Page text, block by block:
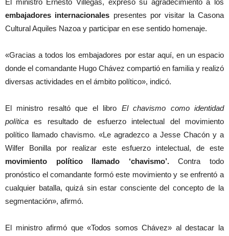
El ministro Ernesto Villegas, expresó su agradecimiento a los
embajadores internacionales presentes por visitar la Casona
Cultural Aquiles Nazoa y participar en ese sentido homenaje.
«Gracias a todos los embajadores por estar aquí, en un espacio
donde el comandante Hugo Chávez compartió en familia y realizó
diversas actividades en el ámbito político», indicó.
El ministro resaltó que el libro El chavismo como identidad
políticaes resultado de esfuerzo intelectual del movimiento
político llamado chavismo. «Le agradezco a Jesse Chacón y a
Wilfer Bonilla por realizar este esfuerzo intelectual, de este
movimiento político llamado ‘chavismo’.Contra todo
pronóstico el comandante formó este movimiento y se enfrentó a
cualquier batalla, quizá sin estar consciente del concepto de la
segmentación», afirmó.
El ministro afirmó que «Todos somos Chávez» al destacar la